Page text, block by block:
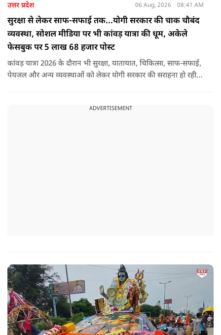
उत्तर प्रदेश 06 Aug, 2026 08:41 AM
सुरक्षा से लेकर साफ-सफाई तक...योगी सरकार की चाक चौबंद
व्यवस्था, सोशल मीडिया पर भी कांवड़ यात्रा की धूम, अकेले
फेसबुक पर 5 लाख 68 हजार पोस्ट
कांवड़ यात्रा 2026 के दौरान भी सुरक्षा, यातायात, चिकित्सा, साफ-सफाई,
पेयजल और अन्य व्यवस्थाओं को लेकर योगी सरकार की सराहना हो रही
ADVERTISEMENT